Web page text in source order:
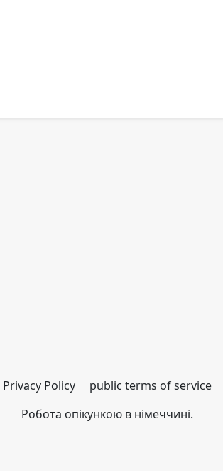
Privacy Policy
public terms of service
Робота опікункою в німеччині.